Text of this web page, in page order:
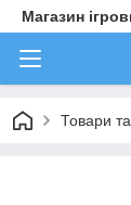
Магазин
Товари